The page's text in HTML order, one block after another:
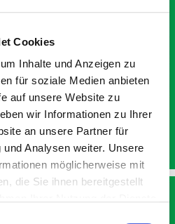
Cookies
Inhalte und Anzeigen zu
für soziale Medien anbieten
auf unsere Website zu
wir Informationen zu Ihrer
an unsere Partner für
Analysen weiter. Unsere
möglicherweise mit
die Sie ihnen bereitgestellt